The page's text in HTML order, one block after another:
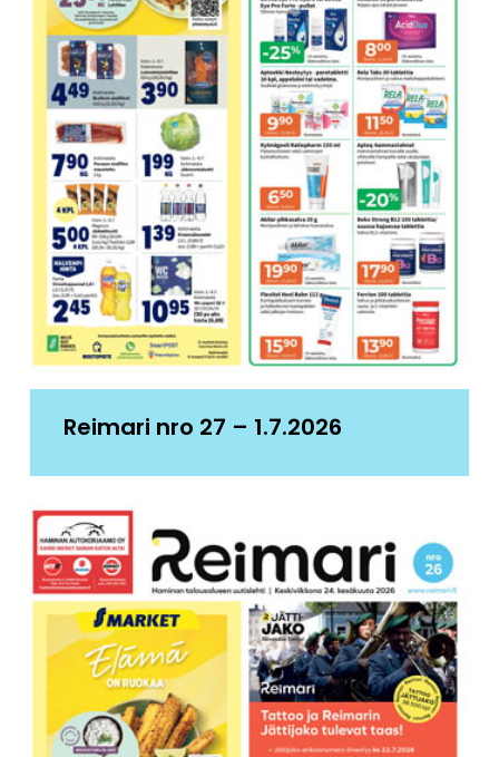
Reimari nro 27 – 1.7.2026